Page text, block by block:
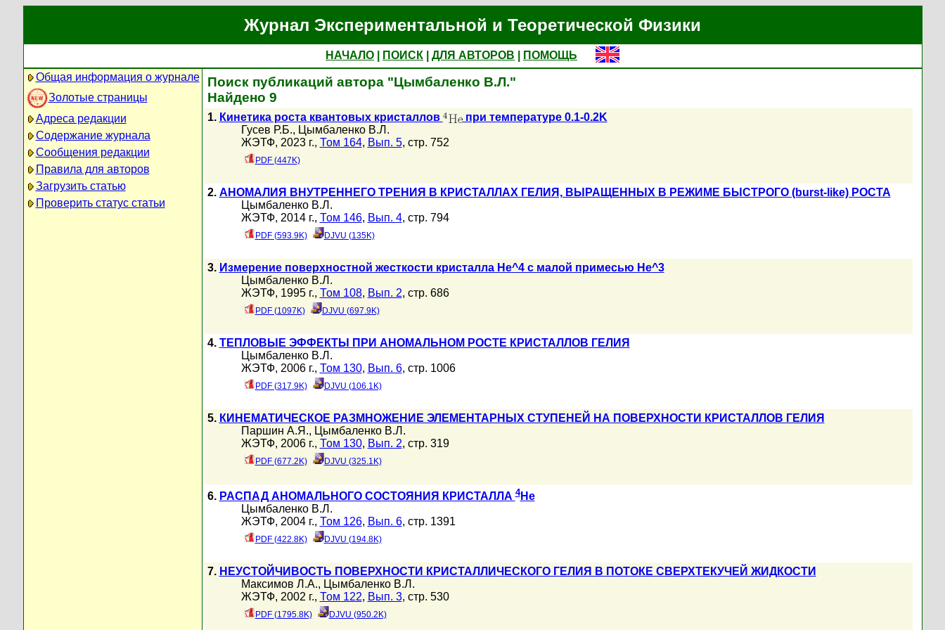
Журнал Экспериментальной и Теоретической Физики
НАЧАЛО ПОИСК ДЛЯ АВТОРОВ
ПОМОЩЬ
Общая информация о журнале
Золотые страницы
Адреса редакции
Содержание журнала
Сообщения редакции
Правила для авторов
Загрузить статью
Проверить статус статьи
Поиск публикаций автора "Цымбаленко В.Л."
Найдено 9
1. Кинетика роста квантовых кристаллов
при температуре 0.1-0.2K
Гусев Р.Б., Цымбаленко В.Л.
ЖЭТФ, 2023 г., Том 164, Вып. 5, стр. 752
PDF (447K)
2. АНОМАЛИЯ ВНУТРЕННЕГО ТРЕНИЯ В КРИСТАЛЛАХ ГЕЛИЯ, ВЫРАЩЕННЫХ В РЕЖИМЕ БЫСТРОГО (burst-like) РОСТА
Цымбаленко В.Л.
ЖЭТФ, 2014 г., Том 146, Вып. 4, стр. 794
PDF (593.9K) DJVU (135K)
3. Измерение поверхностной жесткости кристалла He^4 с малой примесью He^3
Цымбаленко В.Л.
ЖЭТФ, 1995 г., Том 108, Вып. 2, стр. 686
PDF (1097K) DJVU (697.9K)
4. ТЕПЛОВЫЕ ЭФФЕКТЫ ПРИ АНОМАЛЬНОМ РОСТЕ КРИСТАЛЛОВ ГЕЛИЯ
Цымбаленко В.Л.
ЖЭТФ, 2006 г., Том 130, Вып. 6, стр. 1006
PDF (317.9K) DJVU (106.1K)
5. КИНЕМАТИЧЕСКОЕ РАЗМНОЖЕНИЕ ЭЛЕМЕНТАРНЫХ СТУПЕНЕЙ НА ПОВЕРХНОСТИ КРИСТАЛЛОВ ГЕЛИЯ
Паршин А.Я., Цымбаленко В.Л.
ЖЭТФ, 2006 г., Том 130, Вып. 2, стр. 319
PDF (677.2K) DJVU (325.1K)
6. РАСПАД АНОМАЛЬНОГО СОСТОЯНИЯ КРИСТАЛЛА4He
Цымбаленко В.Л.
ЖЭТФ, 2004 г., Том 126, Вып. 6, стр. 1391
PDF (422.8K) DJVU (194.8K)
7. НЕУСТОЙЧИВОСТЬ ПОВЕРХНОСТИ КРИСТАЛЛИЧЕСКОГО ГЕЛИЯ В ПОТОКЕ СВЕРХТЕКУЧЕЙ ЖИДКОСТИ
Максимов Л.А., Цымбаленко В.Л.
ЖЭТФ, 2002 г., Том 122, Вып. 3, стр. 530
PDF (1795.8K) DJVU (950.2K)